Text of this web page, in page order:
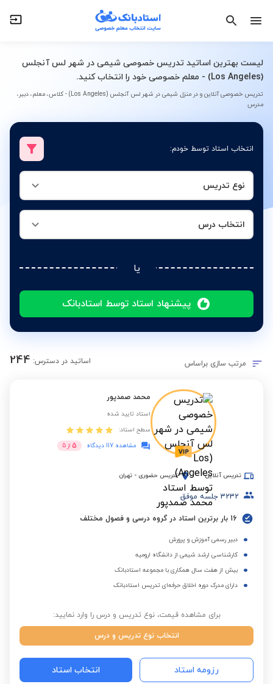
لیست بهترین اساتید تدریس خصوصی شیمی در شهر لس آنجلس
(Los Angeles) - معلم خصوصی خود را انتخاب کنید.
تدریس خصوصی آنلاین و در منزل شیمی در شهر لس آنجلس (Los Angeles) - کلاس، معلم، دبیر،
مدرس
انتخاب استاد توسط خودم:
نوع تدریس
انتخاب درس
یا
پیشنهاد استاد توسط استادبانک
انتخاب درس
مرتب سازی براساس اساتید در دسترس: 244
محمد صمدپور
استاد تایید شده
سطح استاد:
مشاهده 117 دیدگاه
5 از 5
تدریس آنلاین تدریس حضوری - تهران
3232 جلسه موفق
16 بار برترین استاد در گروه درسی و فصول مختلف
دبیر رسمی آموزش و پرورش
کارشناسی ارشد شیمی از دانشگاه ارومیه
بیش از هفت سال همکاری با مجموعه استادبانک
دارای مدرک دوره اخلاق حرفه‌ای تدریس استادبانک
برای مشاهده قیمت، نوع تدریس و درس را وارد نمایید:
انتخاب نوع تدریس و درس
رزومه استاد انتخاب استاد